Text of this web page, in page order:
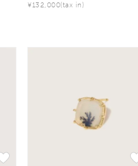
¥132,000(tax in)